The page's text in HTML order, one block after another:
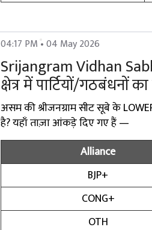
04:17 PM • 04 May 2026
Srijangram Vidhan
क्षेत्र में पार्टियों/गठबंधनों
असम की श्रीजनग्राम सीट सूबे के
है? यहाँ ताज़ा आंकड़े दिए गए हैं —
Alliance
BJP+
CONG+
OTH